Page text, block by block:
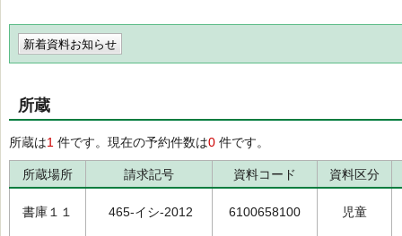
新着資料お知らせ
所蔵
所蔵は1 件です。現在の予約件数は0 件です。
所蔵場所 請求記号 資料コード 資料区分
書庫１１ 465-イシ-2012 6100658100 児童